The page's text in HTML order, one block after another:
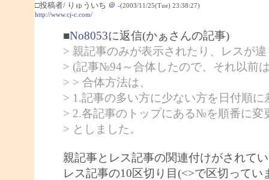
□投稿者/ りゅういち ＠ -(2003/11/25(Tue) 23:38:27)
http://www.cj-c.com/
■No8053に返信(かぁさんの記事)
> 親記事のみが表示されたり、レスが
> (記事№94～合体したので、それ以前
> > 合体方法は、
> 1.記事の多い方に少ない方を日付順に
> 2.各記事のトップにある№を順番に変
> としました。
親記事とレス記事の関連付けがされて
レス記事の10区切り目(<>で区切って